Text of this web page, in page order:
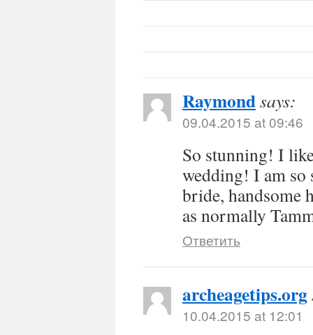
Raymondsays:
09.04.2015 at 09:46
So stunning! I
wedding! I am so
bride, handsome
as normally
Ответить
archeagetips.org
10.04.2015 at 12:01